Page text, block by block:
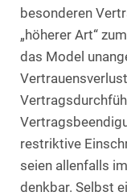
besonderen
„höherer Art“
das Model
restriktive
seien allenfalls
denkbar. Selbst